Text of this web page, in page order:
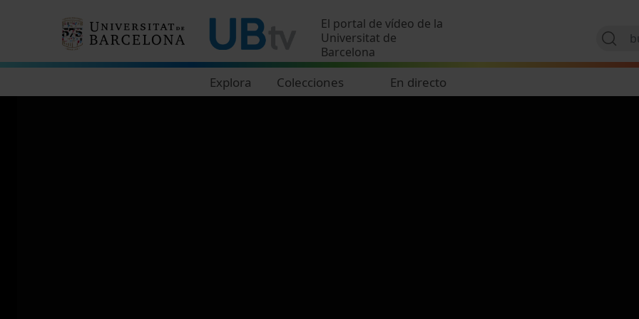
El portal de vídeo de la
Universitat de
Barcelona
Explora Colecciones En directo